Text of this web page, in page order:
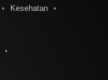
Kesehatan